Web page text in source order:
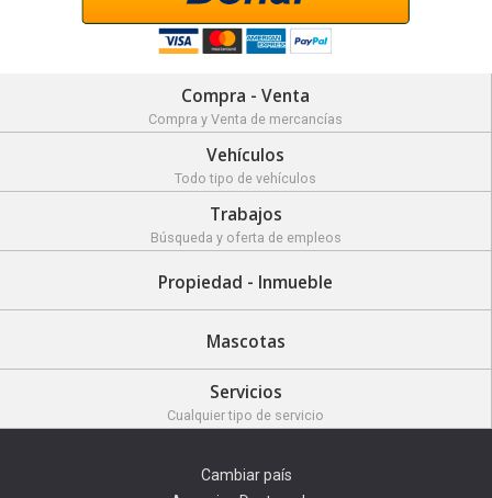
Compra - Venta
Compra y Venta de mercancías
Vehículos
Todo tipo de vehículos
Trabajos
Búsqueda y oferta de empleos
Propiedad - Inmueble
Mascotas
Servicios
Cualquier tipo de servicio
Cambiar país